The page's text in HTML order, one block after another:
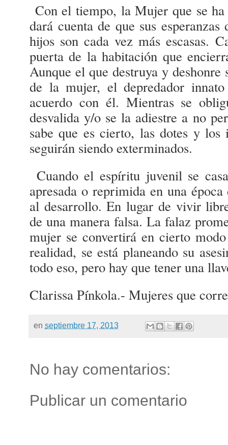
Con el tiempo, la Mujer que se ha
dará cuenta de que sus
hijos son cada vez más escasas.
puerta de la habitación que
Aunque el que destruya y
de la mujer, el depredador
acuerdo con él. Mientras se
desvalida y/o se la adiestre a no
sabe que es cierto, las dotes y los
seguirán siendo exterminados.
Cuando el espíritu juvenil se
apresada o reprimida en una
al desarrollo. En lugar de vivir
de una manera falsa. La falaz
mujer se convertirá en cierto
realidad, se está planeando su
todo eso, pero hay que tener una
Clarissa Pínkola.- Mujeres que
en septiembre 17, 2013
No hay comentarios:
Publicar un comentario